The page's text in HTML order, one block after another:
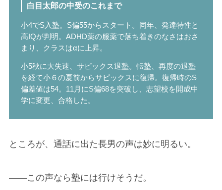
白目太郎の中受のこれまで
小4でS入塾。S偏55からスタート。同年、発達特性と
高IQが判明。ADHD薬の服薬で落ち着きのなさはおさ
まり、クラスはαに上昇。
小5秋に大失速、サピックス退塾。転塾、再度の退塾
を経て小６の夏前からサピックスに復帰。復帰時のS
偏差値は54。11月にS偏68を突破し、志望校を開成中
学に変更、合格した。
ところが、通話に出た長男の声は妙に明るい。
——この声なら塾には行けそうだ。